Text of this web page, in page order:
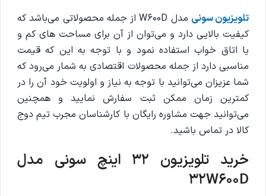
تلویزیون سونی
مدل W600D از جمله محصولاتی می‌باشد که
کیفیت بالایی دارد و می‌توان از آن برای مساحت های کم و
یا اتاق خواب استفاده نمود و با توجه به این که قیمت
مناسبی دارد از جمله محصولات اقتصادی به شمار می‌رود که
شما عزیزان می‌توانید با توجه به نیاز و اولویت خود آن را در
کمترین زمان ممکن ثبت سفارش نمایید و همچنین
می‌توانید جهت مشاوره رایگان با کارشناسان مجرب تیم دوج
کالا در تماس باشید.
خرید تلویزیون 32 اینچ سونی مدل
32W600D